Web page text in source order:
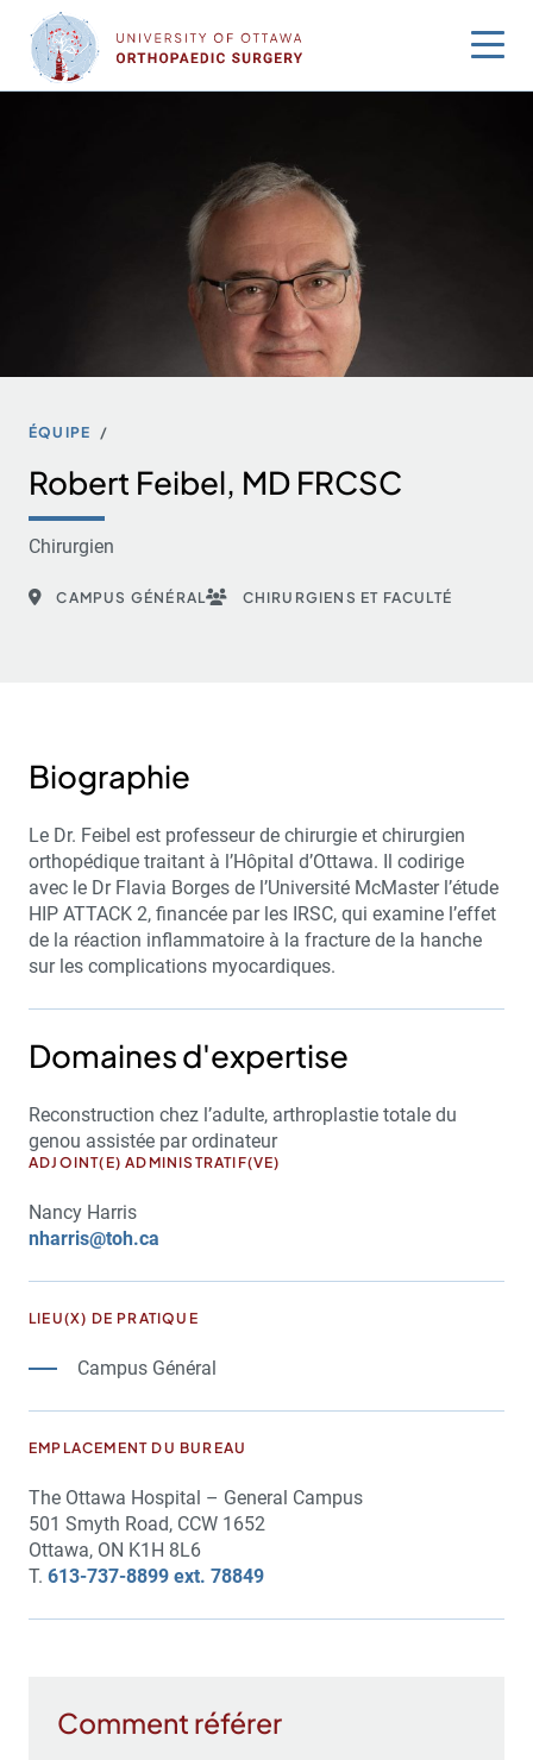
Sauter
contenu
ÉQUIPE
Robert Feibel, MD FRCSC
Chirurgien
CAMPUS GÉNÉRAL CHIRURGIENS ET FACULTÉ
Biographie
Le Dr. Feibel est professeur de chirurgie et chirurgien
orthopédique traitant à l’Hôpital d’Ottawa. Il codirige
avec le Dr Flavia Borges de l’Université McMaster l’étude
HIP ATTACK 2, financée par les IRSC, qui examine l’effet
de la réaction inflammatoire à la fracture de la hanche
sur les complications myocardiques.
Domaines d'expertise
Reconstruction chez l’adulte, arthroplastie totale du
genou assistée par ordinateur
ADJOINT(E) ADMINISTRATIF(VE)
Nancy Harris
nharris@toh.ca
LIEU(X) DE PRATIQUE
Campus Général
EMPLACEMENT DU BUREAU
The Ottawa Hospital – General Campus
501 Smyth Road, CCW 1652
Ottawa, ON K1H 8L6
T. 613-737-8899 ext. 78849
Comment référer